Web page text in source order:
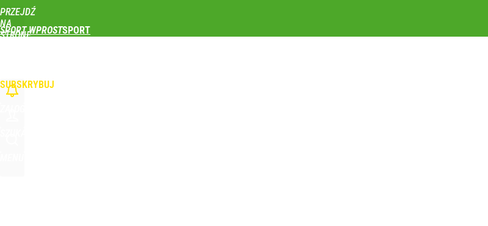
PRZEJDŹ
NA
STRONĘ
SPORT WPROST
SUBSKRYBUJ